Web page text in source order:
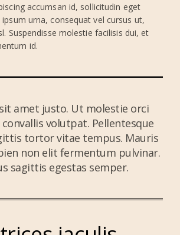
accumsan id, sollicitudin eget
urna, consequat vel cursus ut,
Suspendisse molestie facilisis dui, et
id.
amet justo. Ut molestie orci
volutpat. Pellentesque
tortor vitae tempus. Mauris
non elit fermentum pulvinar.
sagittis egestas semper.